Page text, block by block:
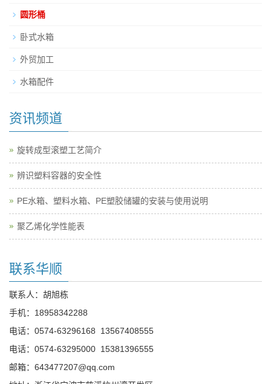
圆形桶
卧式水箱
外贸加工
水箱配件
资讯频道
旋转成型滚塑工艺简介
辨识塑料容器的安全性
PE水箱、塑料水箱、PE塑胶储罐的安装与使用说明
聚乙烯化学性能表
联系华顺
联系人：胡旭栋
手机： 18958342288
电话： 0574-63296168
13567408555
电话： 0574-63295000 15381396555
邮箱： 643477207@qq.com